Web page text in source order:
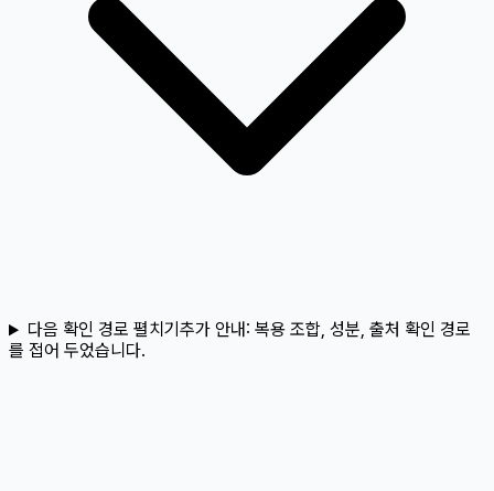
다음 확인 경로 펼치기 추가 안내: 복용 조합, 성분, 출처 확인 경로
를 접어 두었습니다.